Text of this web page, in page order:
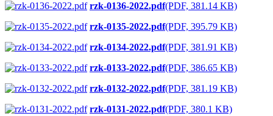
rzk-0136-2022.pdf(PDF, 381.14 KB)
rzk-0135-2022.pdf(PDF, 395.79 KB)
rzk-0134-2022.pdf(PDF, 381.91 KB)
rzk-0133-2022.pdf(PDF, 386.65 KB)
rzk-0132-2022.pdf(PDF, 381.19 KB)
rzk-0131-2022.pdf(PDF, 380.1 KB)